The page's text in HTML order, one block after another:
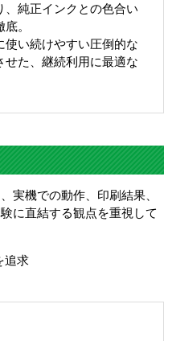
、純正インクとの色合い
。
い続けやすい圧倒的な
せた、継続利用に最適な
実機での動作、印刷結果、
に直結する観点を重視して